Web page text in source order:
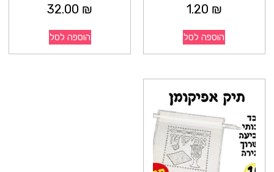
1.20 ₪
הוספה לסל
32.00 ₪
הוספה לסל